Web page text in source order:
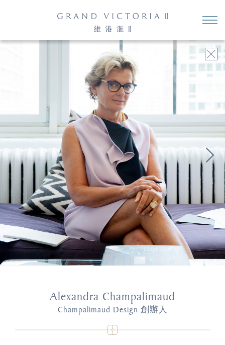
Alexandra Champalimaud
Champalimaud Design 創辦人